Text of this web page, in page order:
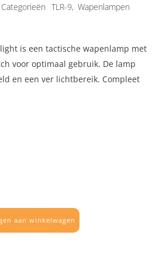
Categorieën TLR-9, Wapenlampen
is een tactische wapenlamp met
voor optimaal gebruik. De lamp
en een ver lichtbereik. Compleet
aan winkelwagen